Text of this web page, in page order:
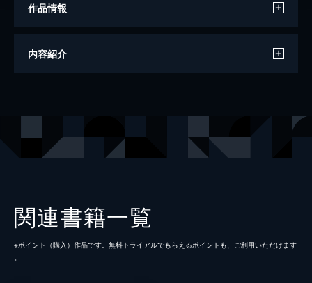
作品情報
著者
内容紹介
関連書籍一覧
※ポイント（購⼊）作品です。無料トライアルでもらえるポイントも、ご利⽤いただけます
。